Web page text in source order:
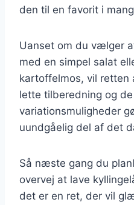
den til en favorit i
Uanset om du vælger
med en simpel salat
kartoffelmos, vil retten
lette tilberedning og
variationsmuligheder
uundgåelig del af det
Så næste gang du
overvej at lave
det er en ret, der vil